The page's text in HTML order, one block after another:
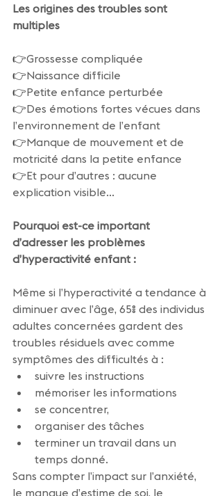
Les origines des troubles sont
multiples
👉Grossesse compliquée
👉Naissance difficile
👉Petite enfance perturbée
👉Des émotions fortes vécues dans
l’environnement de l’enfant
👉Manque de mouvement et de
motricité dans la petite enfance
👉Et pour d’autres : aucune
explication visible...
Pourquoi est-ce important
d’adresser les problèmes
d’hyperactivité enfant :
Même si l’hyperactivité a tendance à
diminuer avec l’âge, 65% des individus
adultes concernées gardent des
troubles résiduels avec comme
symptômes des difficultés à :
suivre les instructions
mémoriser les informations
se concentrer,
organiser des tâches
terminer un travail dans un
temps donné.
Sans compter l’impact sur l’anxiété,
le manque d’estime de soi, le